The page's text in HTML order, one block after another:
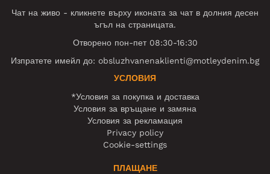
Чат на живо - кликнете върху иконата за чат в долния десен
ъгъл на страницата.
Отворено пон-пет 08:30-16:30
Изпратете имейл до: obsluzhvanenaklienti@motleydenim.bg
УСЛОВИЯ
*Условия за покупка и доставка
Условия за връщане и замяна
Условия за рекламация
Privacy policy
Cookie-settings
ПЛАЩАНЕ